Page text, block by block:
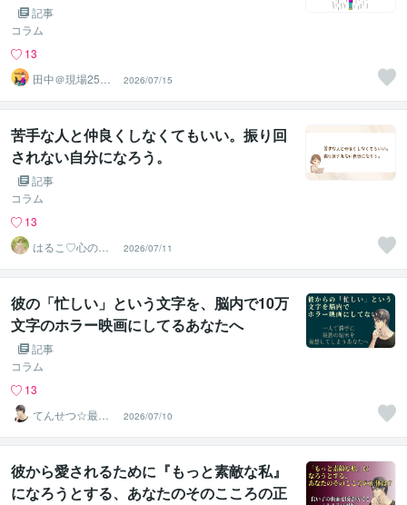
記事
コラム
13
田中＠現場25年
の伴走ディレク
ター
2026/07/15
苦手な人と仲良くしなくてもいい。振り回
されない自分になろう。
記事
コラム
13
はるこ♡心の翻
訳家
2026/07/11
彼の「忙しい」という文字を、脳内で10万
文字のホラー映画にしてるあなたへ
記事
コラム
13
てんせつ☆最適
ライフをサポー
トする
2026/07/10
彼から愛されるために『もっと素敵な私』
になろうとする、あなたのそのこころの正